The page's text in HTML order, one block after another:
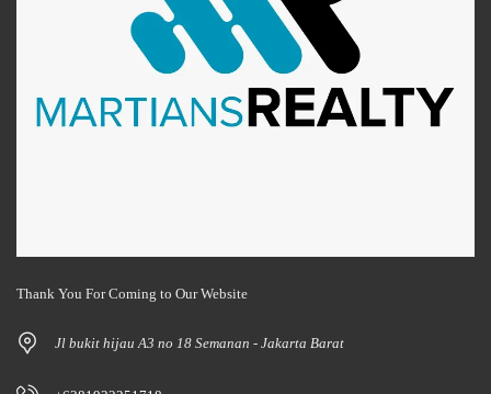
Thank You For Coming to Our Website
Jl bukit hijau A3 no 18 Semanan - Jakarta Barat